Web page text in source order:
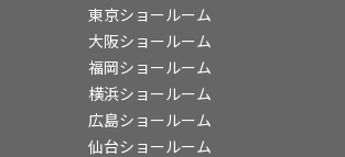
東京ショールーム
大阪ショールーム
福岡ショールーム
横浜ショールーム
広島ショールーム
仙台ショールーム